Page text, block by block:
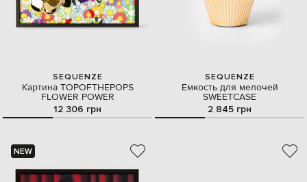
SEQUENZE
Картина TOPOFTHEPOPS
FLOWER POWER
12 306 грн
SEQUENZE
Емкость для мелочей
SWEETCASE
2 845 грн
NEW